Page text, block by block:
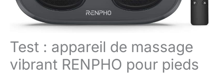
Test : appareil de massage
vibrant RENPHO pour pieds